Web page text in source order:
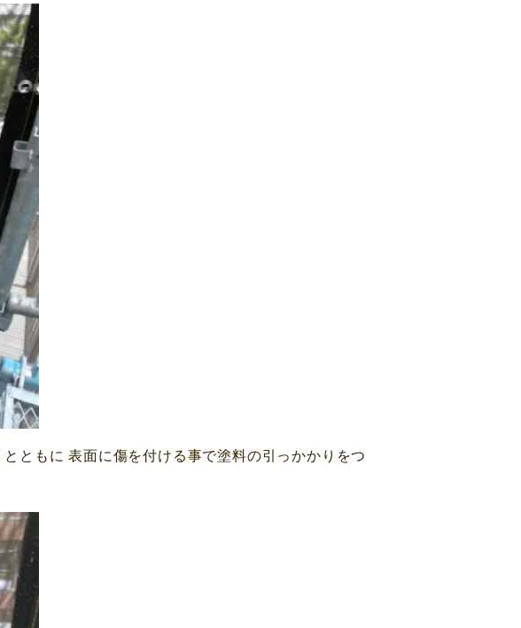
ともに 表面に傷を付ける事で塗料の引っかかりをつ